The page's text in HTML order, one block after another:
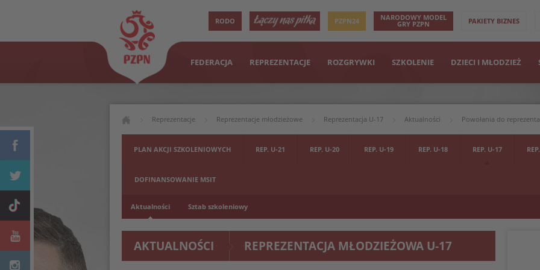
RODO PZPN24 NARODOWY MODEL
GRY PZPN PAKIETY BIZNES
FEDERACJA REPREZENTACJE ROZGRYWKI SZKOLENIE DZIECI I MŁODZIEŻ
Reprezentacje Reprezentacje młodzieżowe Reprezentacja U-17 Aktualności Powołania do
PLAN AKCJI SZKOLENIOWYCH REP. U-21 REP. U-20 REP. U-19 REP. U-18 REP. U-17
DOFINANSOWANIE MSIT
Aktualności Sztab szkoleniowy
AKTUALNOŚCI REPREZENTACJA MŁODZIEŻOWA U-17